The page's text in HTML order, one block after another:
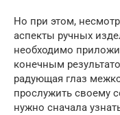
Но при этом,
аспекты ручных
необходимо
конечным
радующая глаз
прослужить своему
нужно сначала